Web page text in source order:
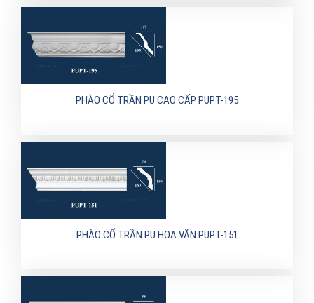
PHÀO CỔ TRẦN PU CAO CẤP PUPT-195
PHÀO CỔ TRẦN PU HOA VĂN PUPT-151